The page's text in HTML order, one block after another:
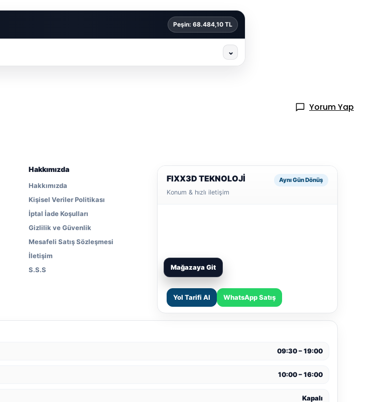
Peşin: 68.484,10 TL
⌄
Yorum Yap
Hakkımızda
Hakkımızda
Kişisel Veriler Politikası
İptal İade Koşulları
Gizlilik ve Güvenlik
Mesafeli Satış Sözleşmesi
İletişim
S.S.S
FIXX3D TEKNOLOJİ
Konum & hızlı iletişim
Aynı Gün Dönüş
Mağazaya Git
Yol Tarifi Al WhatsApp Satış
09:30 – 19:00
10:00 – 16:00
Kapalı